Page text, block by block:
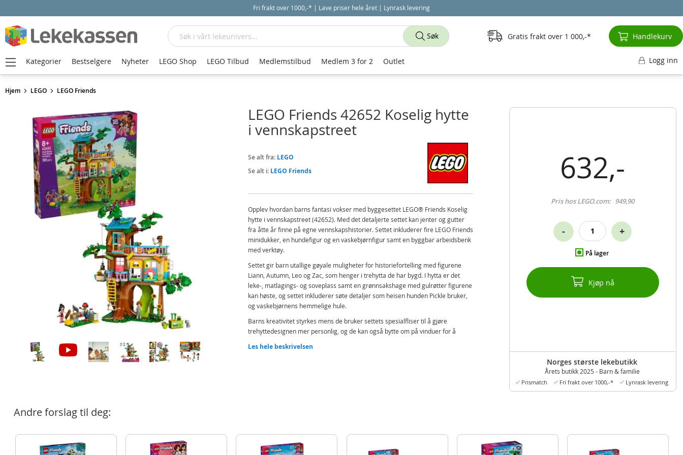
Fri frakt over 1000,-* | Lave priser hele året | Lynrask levering
Hjem LEGO LEGO Friends
632,-
Pris hos LEGO.com: 949,90
På lager
- +
Kjøp nå
Norges største lekebutikk
Årets butikk 2025 - Barn & familie
Prismatch Fri frakt over 1000,-* Lynrask levering
LEGO Friends 42652 Koselig hytte
i vennskapstreet
Se alt fra: LEGO
Se alt i: LEGO Friends
Opplev hvordan barns fantasi vokser med byggesettet LEGO® Friends Koselig
hytte i vennskapstreet (42652). Med det detaljerte settet kan jenter og gutter
fra åtte år finne på egne vennskapshistorier. Settet inkluderer fire LEGO Friends
minidukker, en hundefigur og en vaskebjørnfigur samt en byggbar arbeidsbenk
med verktøy.
Settet gir barn utallige gøyale muligheter for historiefortelling med figurene
Liann, Autumn, Leo og Zac, som henger i trehytta de har bygd. I hytta er det
leke-, matlagings- og soveplass samt en grønnsakshage med gulrøtter figurene
kan høste, og settet inkluderer søte detaljer som heisen hunden Pickle bruker,
og vaskebjørnens hemmelige hule.
Barns kreativitet styrkes mens de bruker settets spesialfliser til å gjøre
trehyttedesignen mer personlig, og de kan også bytte om på vinduer for å
lekesett som styrker unge byggeres sosiale ferdigheter gjennom lek, hvor de
Stige, sklie og hundeheis – settet inkluderer gøyale funksjoner som en
opptrekkbar stige, en sklie og en heis som hunden Pickle bruker for å få
tilgang til trehyttas forskjellige etasjer
Les hele beskrivelsen
Andre forslag til deg:
Søk
Søk Gratis frakt over 1 000,- Handlekurv
Kategorier Bestselgere Nyheter LEGO Shop LEGO Tilbud Medlemstilbud Medlem 3 for 2 Outlet Logg inn